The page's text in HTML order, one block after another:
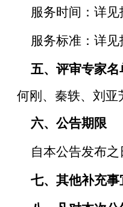
服务时间 ：详见
服务标准 ：详见
五、评审专家名
何刚、秦轶、刘亚
六、公告期限
自本公告发布之
七、其他补充事